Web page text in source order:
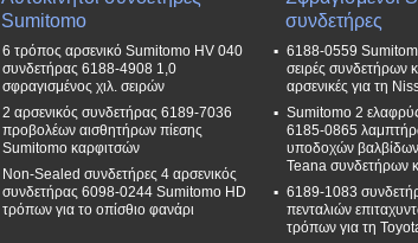
Sumitomo
6 τρόπος αρσενικό Sumitomo HV 040
συνδετήρας 6188-4908 1,0
σφραγισμένος χιλ. σειρών
2 αρσενικός συνδετήρας 6189-7036
προβολέων αισθητήρων πίεσης
Sumitomo καρφιτσών
Non-Sealed συνδετήρες 4 αρσενικός
συνδετήρας 6098-0244 Sumitomo HD
τρόπων για το οπίσθιο φανάρι
συνδετήρες
6188-0559
σειρές συνδετήρων
αρσενικές για τη
Sumitomo 2
6185-0865
υποδοχών
Teana συνδετήρων
6189-1083
πενταλιών
τρόπων για τη